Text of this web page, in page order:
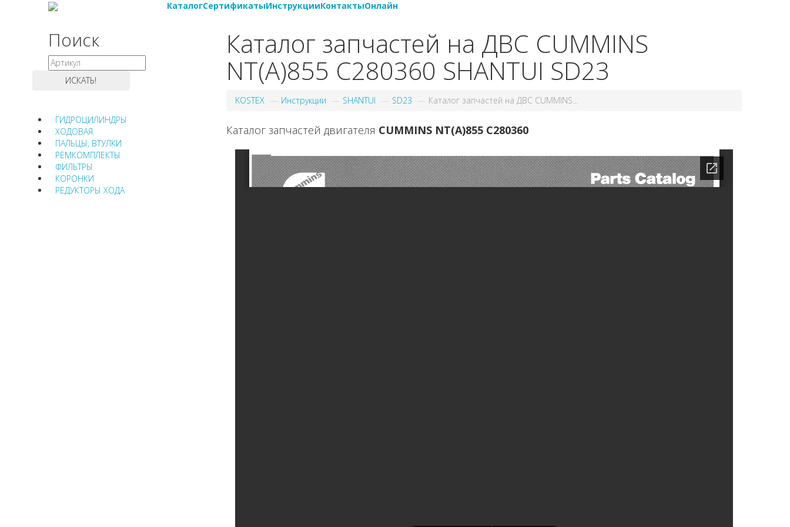
КаталогСертификатыИнструкцииКонтактыОнлайн
Поиск
ГИДРОЦИЛИНДРЫ
ХОДОВАЯ
ПАЛЬЦЫ, ВТУЛКИ
РЕМКОМПЛЕКТЫ
ФИЛЬТРЫ
КОРОНКИ
РЕДУКТОРЫ ХОДА
Каталог запчастей на ДВС CUMMINS
NT(A)855 C280360 SHANTUI SD23
KOSTEX Инструкции SHANTUI SD23 Каталог запчастей на ДВС CUMMINS...
Каталог запчастей двигателя CUMMINS NT(A)855 C280360